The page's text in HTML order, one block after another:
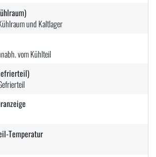
und Kaltlager
vom Kühlteil
Temperatur